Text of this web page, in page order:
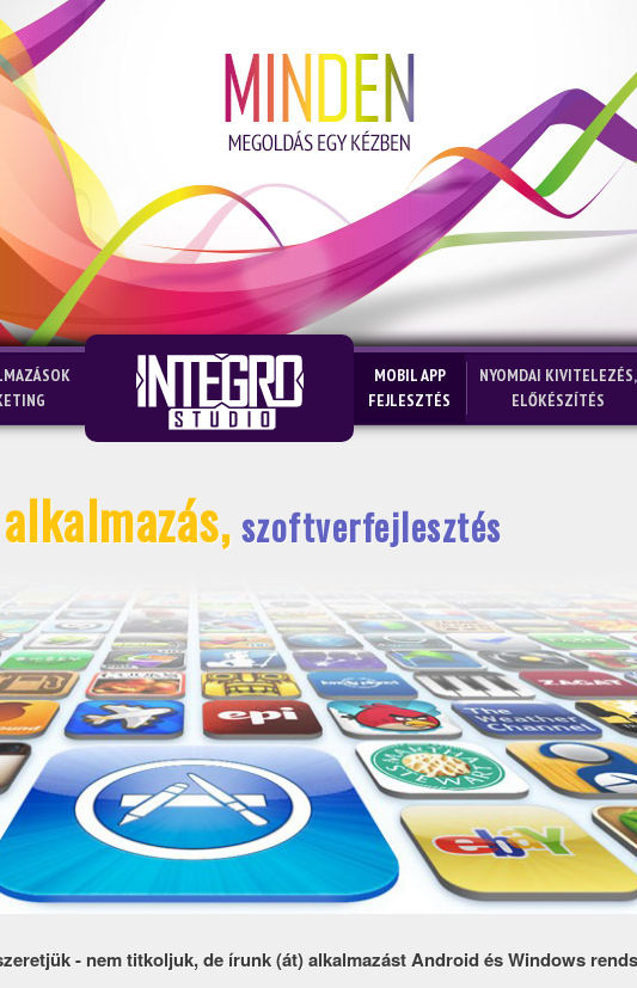
MOBIL APP
FEJLESZTÉS
NYOMDAI KIVITELEZÉS,
ELŐKÉSZÍTÉS
szoftverfejlesztés
- nem titkoljuk, de írunk (át) alkalmazást Android és Windows